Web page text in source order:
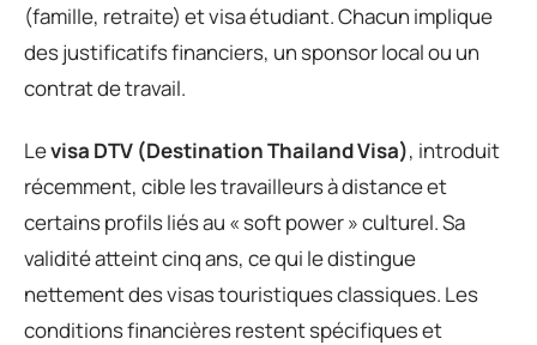
(famille, retraite) et visa étudiant. Chacun implique
des justificatifs financiers, un sponsor local ou un
contrat de travail.
Levisa DTV (Destination Thailand Visa), introduit
récemment, cible les travailleurs à distance et
certains profils liés au « soft power » culturel. Sa
validité atteint cinq ans, ce qui le distingue
nettement des visas touristiques classiques. Les
conditions financières restent spécifiques et